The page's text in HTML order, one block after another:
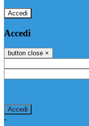
Accedi
Accedi
button close ×
-